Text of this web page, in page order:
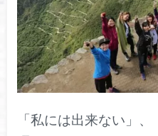
「私には出来ない」